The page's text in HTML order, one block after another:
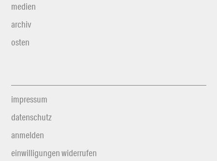
medien
archiv
osten
impressum
datenschutz
anmelden
einwilligungen widerrufen